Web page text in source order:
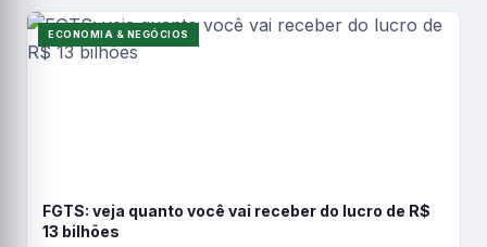
ECONOMIA & NEGÓCIOS
FGTS: veja quanto você vai receber do lucro de R$
13 bilhões